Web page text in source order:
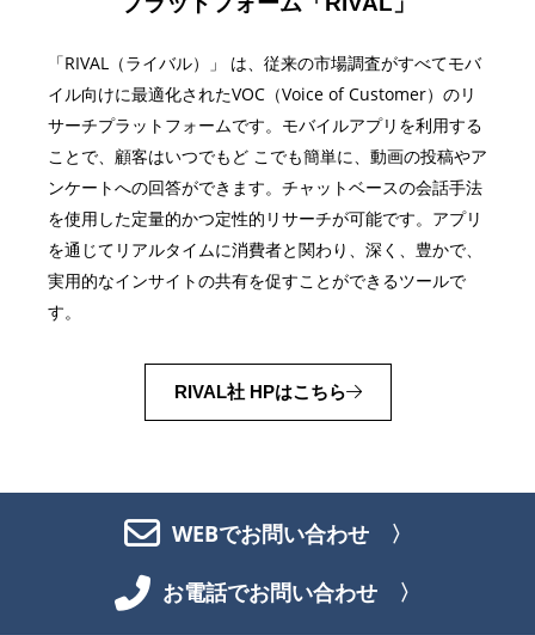
「RIVAL（ライバル）」 は、従来の市場調査がすべてモバ
イル向けに最適化されたVOC（Voice of Customer）のリ
サーチプラットフォームです。モバイルアプリを利用する
ことで、顧客はいつでもど こでも簡単に、動画の投稿やア
ンケートへの回答ができます。チャットベースの会話手法
を使用した定量的かつ定性的リサーチが可能です。アプリ
を通じてリアルタイムに消費者と関わり、深く、豊かで、
実用的なインサイトの共有を促すことができるツールで
す。
RIVAL社 HPはこちら
WEBでお問い合わせ 〉
お電話でお問い合わせ 〉